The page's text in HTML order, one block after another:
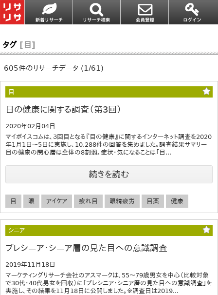
タグ [目]
605件のリサーチデータ (1/61)
目
目の健康に関する調査（第3回）
2020年02月04日
マイボイスコムは、３回目となる『目の健康』に関するインターネット調査を2020
年1月1日～5日に実施し、10,288件の回答を集めました。調査結果サマリー
目の健康の関心層は全体の8割弱。症状・気になることは「目...
続きを読む
目 眼 アイケア 疲れ目 眼精疲労 目薬 健康
シニア
プレシニア・シニア層の見た目への意識調査
2019年11月18日
マーケティングリサーチ会社のアスマークは、55～79歳男女を中心（比較対象
で30代・40代男女を回収）に「プレシニア・シニア層の見た目への意識調査」を
実施し、その結果を11月18日に公開しました。※調査日は2019...